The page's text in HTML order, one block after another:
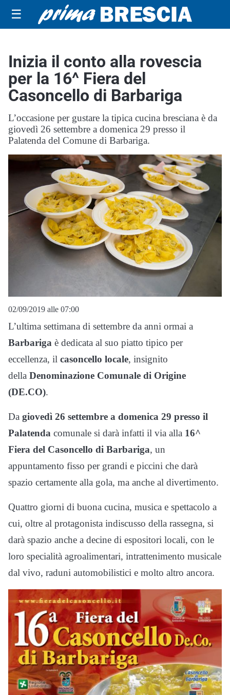
☰
Inizia il conto alla rovescia
per la 16^ Fiera del
Casoncello di Barbariga
L’occasione per gustare la tipica cucina bresciana è da
giovedì 26 settembre a domenica 29 presso il
Palatenda del Comune di Barbariga.
02/09/2019 alle 07:00
L’ultima settimana di settembre da anni ormai a
Barbariga è dedicata al suo piatto tipico per
eccellenza, il casoncello locale, insignito
della Denominazione Comunale di Origine
(DE.CO).
Da giovedì 26 settembre a domenica 29 presso il
Palatenda comunale si darà infatti il via alla 16^
Fiera del Casoncello di Barbariga, un
appuntamento fisso per grandi e piccini che darà
spazio certamente alla gola, ma anche al divertimento.
Quattro giorni di buona cucina, musica e spettacolo a
cui, oltre al protagonista indiscusso della rassegna, si
darà spazio anche a decine di espositori locali, con le
loro specialità agroalimentari, intrattenimento musicale
dal vivo, raduni automobilistici e molto altro ancora.